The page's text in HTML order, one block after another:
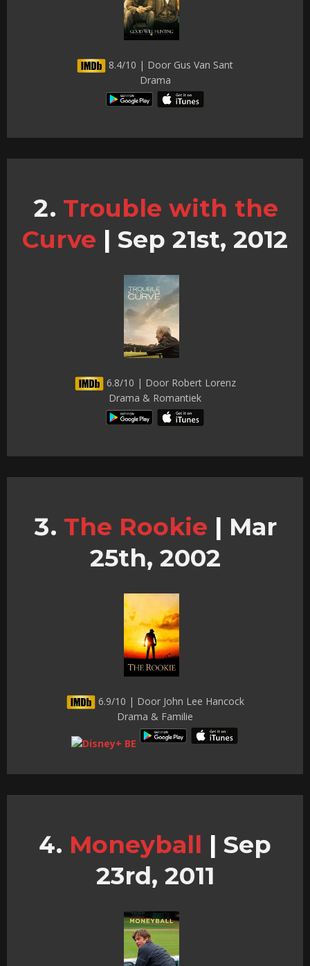
8.4/10 | Door Gus Van Sant
Drama
Trouble with the
Curve | Sep 21st, 2012
6.8/10 | Door Robert Lorenz
Drama & Romantiek
The Rookie | Mar
25th, 2002
6.9/10 | Door John Lee Hancock
Drama & Familie
Moneyball | Sep
23rd, 2011